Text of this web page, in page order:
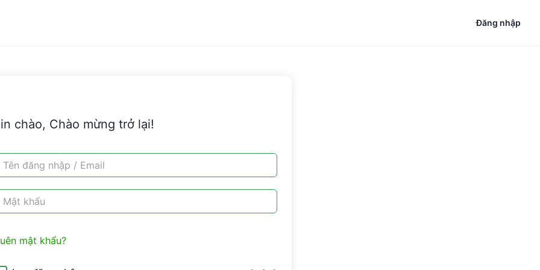
Đăng nhập
chào, Chào mừng trở lại!
mật khẩu?